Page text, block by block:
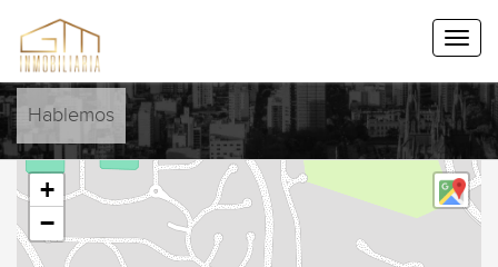
Hablemos
+
−